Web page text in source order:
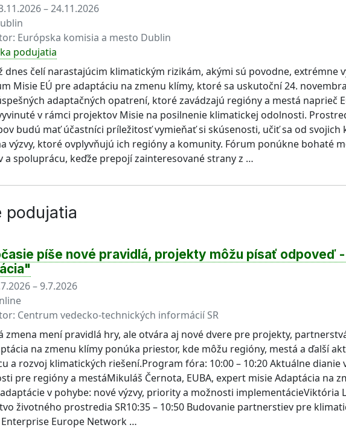
– 24.11.2026
Európska komisia a mesto Dublin
podujatia
dnes čelí narastajúcim klimatickým rizikám, akými sú povodne, extrémne
Misie EÚ pre adaptáciu na zmenu klímy, ktoré sa uskutoční 24.
adaptačných opatrení, ktoré zavádzajú regióny a mestá naprieč
v rámci projektov Misie na posilnenie klimatickej odolnosti.
budú mať účastníci príležitosť vymieňať si skúsenosti, učiť sa od svojich
výzvy, ktoré ovplyvňujú ich regióny a komunity. Fórum ponúkne bohaté
a spoluprácu, keďže prepojí zainteresované strany z …
podujatia
píše nové pravidlá, projekty môžu písať odpoveď -
– 9.7.2026
Centrum vedecko-technických informácií SR
zmena mení pravidlá hry, ale otvára aj nové dvere pre projekty,
na zmenu klímy ponúka priestor, kde môžu regióny, mestá a ďalší
a rozvoj klimatických riešení.Program fóra: 10:00 – 10:20 Aktuálne
pre regióny a mestáMikuláš Černota, EUBA, expert misie Adaptácia na
v pohybe: nové výzvy, priority a možnosti implementácieViktória
životného prostredia SR10:35 – 10:50 Budovanie partnerstiev pre
Enterprise Europe Network …